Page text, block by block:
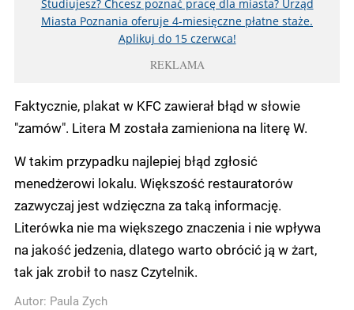
Studiujesz? Chcesz poznać pracę dla miasta? Urząd
Miasta Poznania oferuje 4-miesięczne płatne staże.
Aplikuj do 15 czerwca!
REKLAMA
Faktycznie, plakat w KFC zawierał błąd w słowie
"zamów". Litera M została zamieniona na literę W.
W takim przypadku najlepiej błąd zgłosić
menedżerowi lokalu. Większość restauratorów
zazwyczaj jest wdzięczna za taką informację.
Literówka nie ma większego znaczenia i nie wpływa
na jakość jedzenia, dlatego warto obrócić ją w żart,
tak jak zrobił to nasz Czytelnik.
Autor: Paula Zych